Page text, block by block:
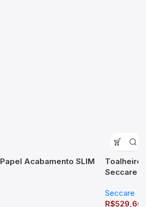
Acabamento SLIM
Toalheiro
Seccare
Seccare
R$529,66